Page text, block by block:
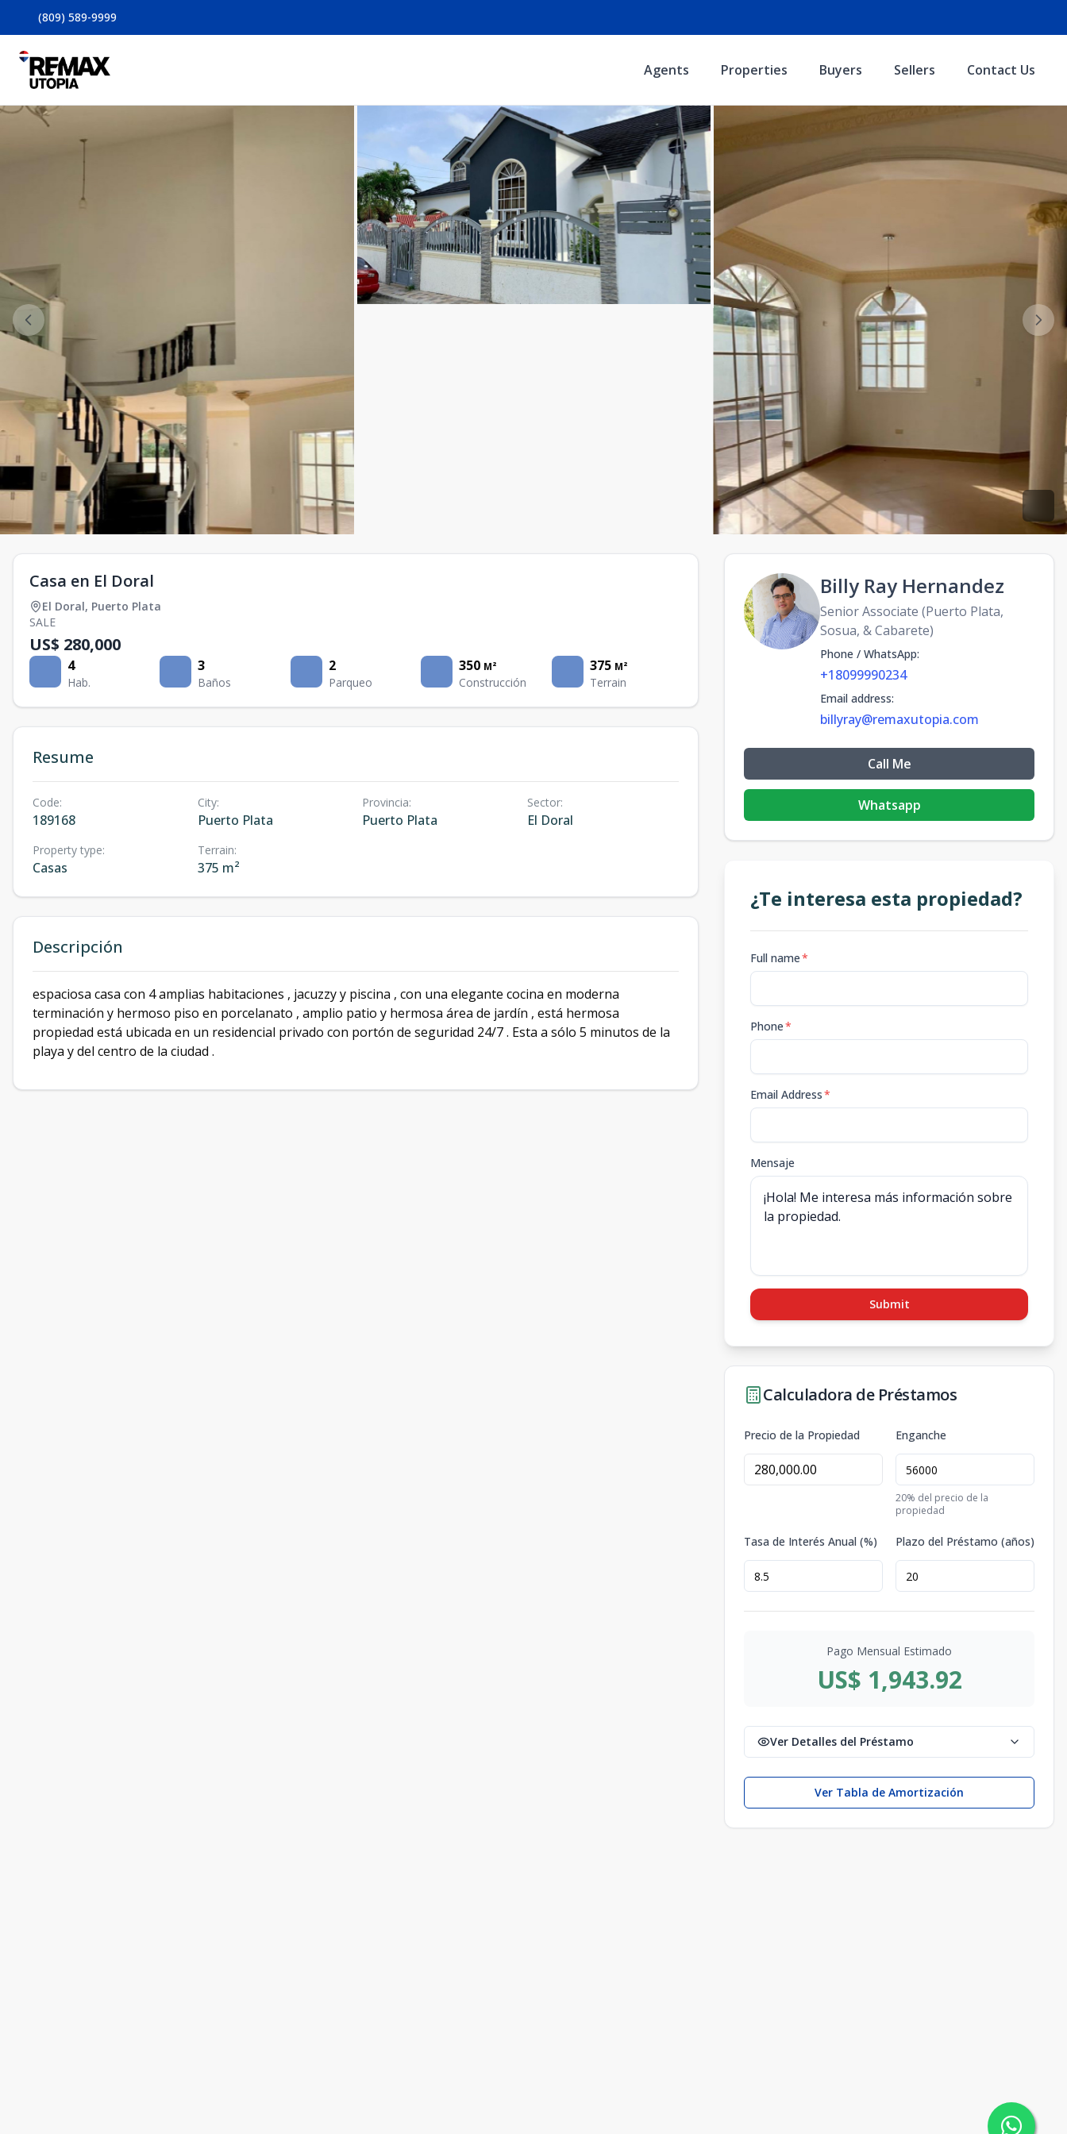
(809) 589-9999
Agents Properties Buyers Sellers Contact Us
Casa en El Doral
El Doral, Puerto Plata
SALE
US$ 280,000
4
Hab.
3
Baños
2
Parqueo
350 M²
Construcción
375 M²
Terrain
Resume
Code:
189168
City:
Puerto Plata
Provincia:
Puerto Plata
Sector:
El Doral
Property type:
Casas
Terrain:
375 m²
Descripción
espaciosa casa con 4 amplias habitaciones , jacuzzy y piscina , con una elegante cocina en moderna
terminación y hermoso piso en porcelanato , amplio patio y hermosa área de jardín , está hermosa
propiedad está ubicada en un residencial privado con portón de seguridad 24/7 . Esta a sólo 5 minutos de la
playa y del centro de la ciudad .
Billy Ray Hernandez
Senior Associate (Puerto Plata,
Sosua, & Cabarete)
Phone / WhatsApp:
+18099990234
Email address:
billyray@remaxutopia.com
Call Me
Whatsapp
¿Te interesa esta propiedad?
Full name*
Phone*
Email Address*
Mensaje
Submit
Calculadora de Préstamos
Precio de la Propiedad Enganche
20% del precio de la
propiedad
Tasa de Interés Anual (%) Plazo del Préstamo (años)
Pago Mensual Estimado
US$ 1,943.92
Ver Detalles del Préstamo
Ver Tabla de Amortización